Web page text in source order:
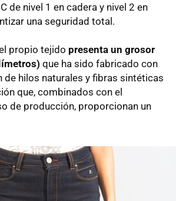
de nivel 1 en cadera y nivel 2 en
una seguridad total.
propio tejido presenta un grosor
que ha sido fabricado con
de hilos naturales y fibras sintéticas
que, combinados con el
de producción, proporcionan un